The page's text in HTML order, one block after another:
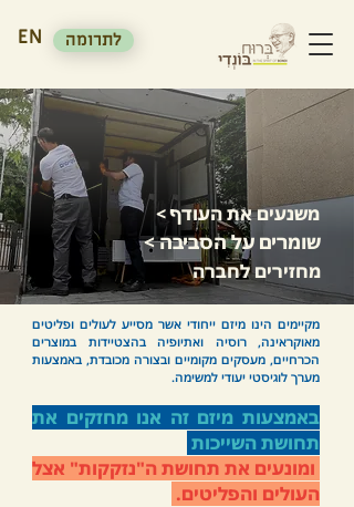
EN לתרומה
משנעים את העודף>
שומרים על הסביבה>
מחזירים לחברה
מקיימים הינו מיזם ייחודי אשר מסייע לעולים ופליטים
מאוקראינה, רוסיה ואתיופיה בהצטיידות במוצרים
הכרחיים, מעסקים מקומיים ובצורה מכובדת, באמצעות
מערך לוגיסטי יעודי למשימה.
באמצעות מיזם זה אנו מחזקים את
תחושת השייכות
ומונעים את תחושת ה"נזקקות" אצל
העולים והפליטים.